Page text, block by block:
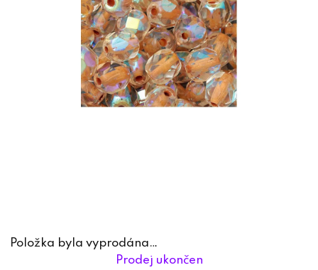
Položka byla vyprodána…
Prodej ukončen